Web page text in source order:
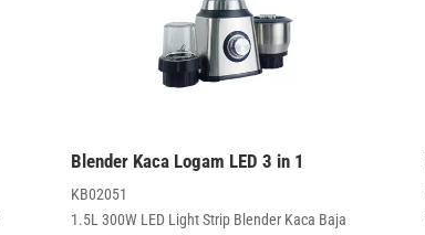
Blender Kaca Logam LED 3 in 1
KB02051
1.5L 300W LED Light Strip Blender Kaca Baja